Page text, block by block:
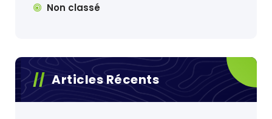
Non classé
Articles Récents